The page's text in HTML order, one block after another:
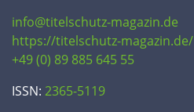
info@titelschutz-magazin.de
https://titelschutz-magazin.de/
+49 (0) 89 885 645 55
ISSN: 2365-5119